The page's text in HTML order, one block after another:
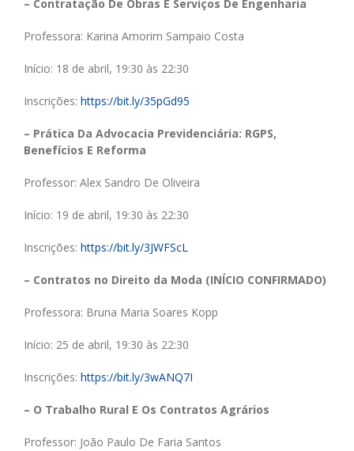
– Contratação De Obras E Serviços De Engenharia
Professora: Karina Amorim Sampaio Costa
Início: 18 de abril, 19:30 às 22:30
Inscrições: https://bit.ly/35pGd95
– Prática Da Advocacia Previdenciária: RGPS,
Benefícios E Reforma
Professor: Alex Sandro De Oliveira
Início: 19 de abril, 19:30 às 22:30
Inscrições: https://bit.ly/3JWFScL
– Contratos no Direito da Moda (INÍCIO CONFIRMADO)
Professora: Bruna Maria Soares Kopp
Início: 25 de abril, 19:30 às 22:30
Inscrições: https://bit.ly/3wANQ7I
– O Trabalho Rural E Os Contratos Agrários
Professor: João Paulo De Faria Santos